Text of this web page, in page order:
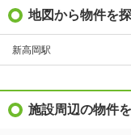
地図から物件を
新高岡駅
施設周辺の物件